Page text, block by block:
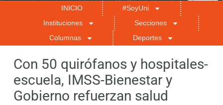
INICIO
#SoyUni
Instituciones
Secciones
Columnas
Deportes
Con 50 quirófanos y hospitales-
escuela, IMSS-Bienestar y
Gobierno refuerzan salud